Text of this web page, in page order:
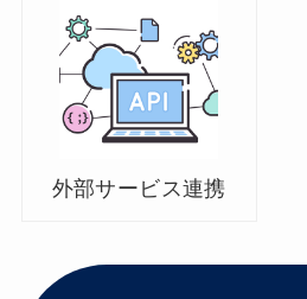
外部サービス連携